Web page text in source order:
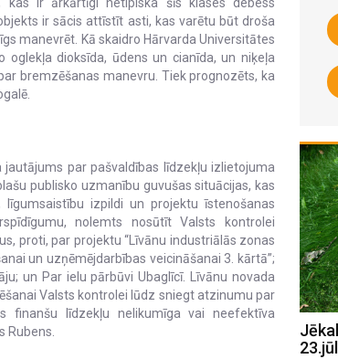
ir sācis attīstīt asti, kas varētu būt droša
manevrēt. Kā skaidro Hārvarda Universitātes
dioksīda, ūdens un cianīda, un niķeļa
bremzēšanas manevru. Tiek prognozēts, ka
jautājums par pašvaldības līdzekļu izlietojuma
publisko uzmanību guvušas situācijas, kas
izpildi un projektu īstenošanas
nolemts nosūtīt Valsts kontrolei
proti, par projektu “Līvānu industriālās zonas
un uzņēmējdarbības veicināšanai 3. kārtā”;
un Par ielu pārbūvi Ubaglīcī. Līvānu novada
Valsts kontrolei lūdz sniegt atzinumu par
finanšu līdzekļu nelikumīga vai neefektīva
Rubens.
Jēkabpils Radio1 ziņas 2026.gada